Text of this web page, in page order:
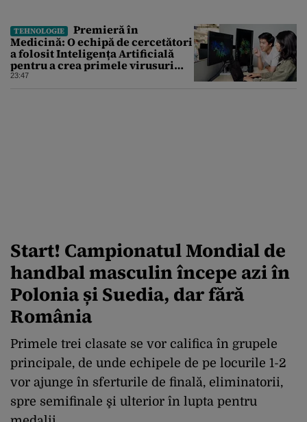
TEHNOLOGIE
Premieră în
Medicină: O echipă de cercetători
a folosit Inteligența Artificială
pentru a crea primele virusuri
sintetice la tratarea de E.coli
23:47
Start! Campionatul Mondial de
handbal masculin începe azi în
Polonia și Suedia, dar fără
România
Primele trei clasate se vor califica în grupele
principale, de unde echipele de pe locurile 1-2
vor ajunge în sferturile de finală, eliminatorii,
spre semifinale şi ulterior în lupta pentru